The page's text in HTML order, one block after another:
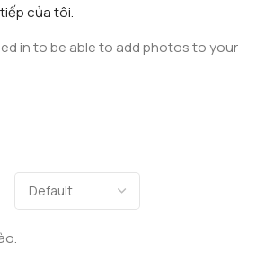
của tôi.
in to be able to add photos to your